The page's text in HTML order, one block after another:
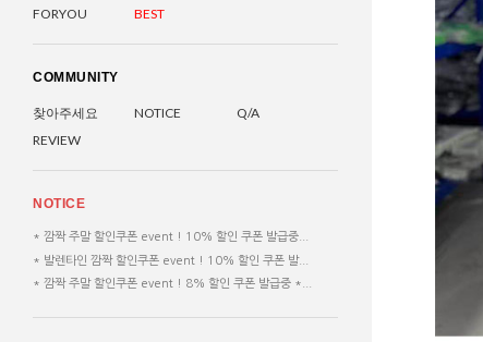
FORYOU
BEST
COMMUNITY
찾아주세요 NOTICE
Q/A
REVIEW
NOTICE
* 깜짝 주말 할인쿠폰 event ! 10% 할인 쿠폰 발급중...
* 발렌타인 깜짝 할인쿠폰 event ! 10% 할인 쿠폰 발...
* 깜짝 주말 할인쿠폰 event ! 8% 할인 쿠폰 발급중 *...